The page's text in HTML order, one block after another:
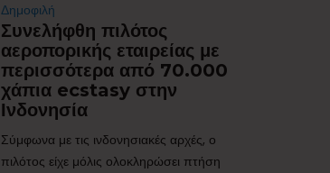
Δημοφιλή
Συνελήφθη πιλότος
αεροπορικής εταιρείας με
περισσότερα από 70.000
χάπια ecstasy στην
Ινδονησία
Σύμφωνα με τις ινδονησιακές αρχές, ο
πιλότος είχε μόλις ολοκληρώσει πτήση